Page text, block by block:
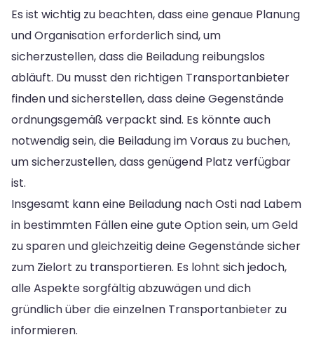
Es ist wichtig zu beachten, dass eine genaue Planung
und Organisation erforderlich sind, um
sicherzustellen, dass die Beiladung reibungslos
abläuft. Du musst den richtigen Transportanbieter
finden und sicherstellen, dass deine Gegenstände
ordnungsgemäß verpackt sind. Es könnte auch
notwendig sein, die Beiladung im Voraus zu buchen,
um sicherzustellen, dass genügend Platz verfügbar
ist.
Insgesamt kann eine Beiladung nach Osti nad Labem
in bestimmten Fällen eine gute Option sein, um Geld
zu sparen und gleichzeitig deine Gegenstände sicher
zum Zielort zu transportieren. Es lohnt sich jedoch,
alle Aspekte sorgfältig abzuwägen und dich
gründlich über die einzelnen Transportanbieter zu
informieren.